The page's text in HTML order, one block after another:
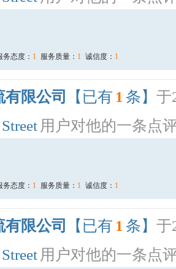
务态度： 1 服务质量： 1 诚信度： 1
限公司 【已有 1 条】 于
用户对他的一条点
务态度： 1 服务质量： 1 诚信度： 1
限公司 【已有 1 条】 于
用户对他的一条点